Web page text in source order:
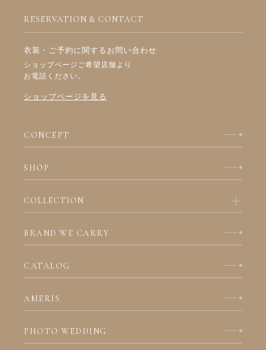
CONCEPT
SHOP
COLLECTION
BRAND WE CARRY
CATALOG
AMERIS
PHOTO WEDDING
RESERVATION & CONTACT
衣装・ご予約に関するお問い合わせ
ショップページご希望店舗より
お電話ください。
ショップページを見る